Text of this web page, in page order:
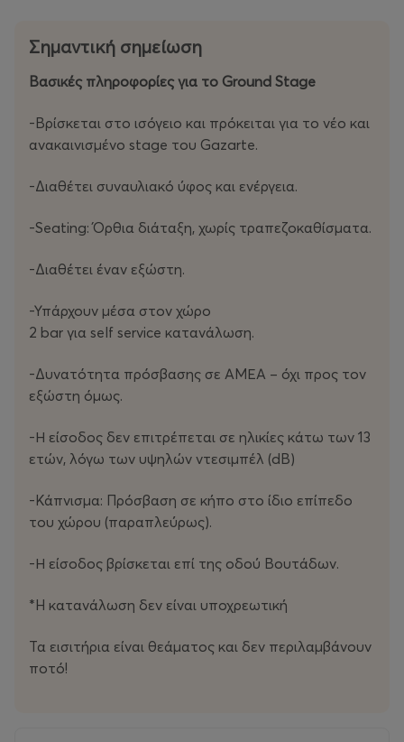
Jeremy Lyons και Tom Arey, ενώ το πιο πρόσφατο
άλμπουμ τους, “Fear & Fantasy”, επιβεβαίωσε πως η
μπάντα δεν λειτουργεί απλώς ως φόρος τιμής στους
Morphine, αλλά ως μια σύγχρονη δημιουργική συνέχεια
με δική της ταυτότητα και αστείρευτη έμπνευση. Με
of Morphine παραμένουν ένα live act που ξεχωρίζει από
ζήσει από κοντά μια σπάνια μουσική εμπειρία: τον
μπάντα που ξέρει πώς να τιμά το παρελθόν και να
κοιτά μπροστά. Για όσους αγάπησαν εκείνον τον ήχο,
αυτή η περιοδεία δεν χάνεται!
Προπώληση: 25€
Ταμείο: 30€
Ώρα προσέλευσης: 20:30
Ώρα έναρξης: 21:30
Παραγωγή: Gazarte, 223 Events
Σημαντική σημείωση
Βασικές πληροφορίες για το Ground Stage
-Bρίσκεται στο ισόγειο και πρόκειται για τo νέο και
ανακαινισμένο stage του Gazarte.
-Διαθέτει συναυλιακό ύφος και ενέργεια.
-Seating: Όρθια διάταξη, χωρίς τραπεζοκαθίσματα.
-Διαθέτει έναν εξώστη.
-Υπάρχουν μέσα στον χώρο
2 bar για self service κατανάλωση.
-Δυνατότητα πρόσβασης σε ΑΜΕΑ – όχι προς τον
εξώστη όμως.
-Η είσοδος δεν επιτρέπεται σε ηλικίες κάτω των 13
ετών, λόγω των υψηλών ντεσιμπέλ (dB)
-Κάπνισμα: Πρόσβαση σε κήπο στο ίδιο επίπεδο
του χώρου (παραπλεύρως).
-Η είσοδος βρίσκεται επί της οδού Βουτάδων.
*H κατανάλωση δεν είναι υποχρεωτική
Τα εισιτήρια είναι θεάματος και δεν περιλαμβάνουν
ποτό!